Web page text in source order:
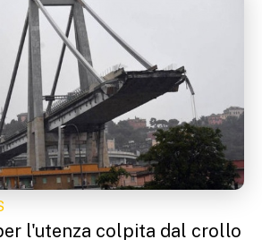
l'utenza colpita dal crollo